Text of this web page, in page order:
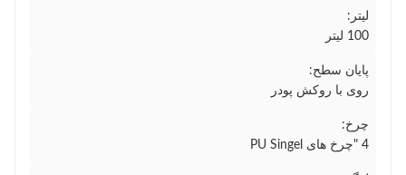
لیتر:
100 لیتر
پایان سطح:
روی با روکش پودر
چرخ:
4 "چرخ های PU Singel